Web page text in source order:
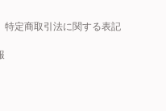
特定商取引法に関する表記